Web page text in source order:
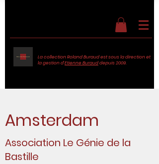
La collection Roland Buraud est sous la direction et
la gestion d'Etienne Burauddepuis 2009.
Amsterdam
Association Le Génie de la
Bastille